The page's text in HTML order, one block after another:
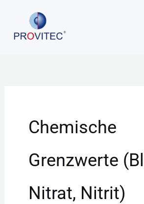
springen
Chemische
Grenzwerte
Nitrat, Nitrit)